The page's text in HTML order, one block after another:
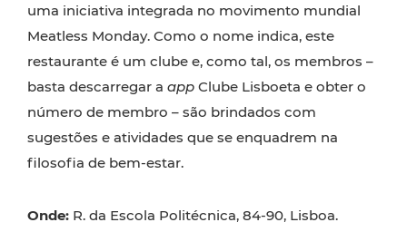
uma iniciativa integrada no movimento mundial
Meatless Monday. Como o nome indica, este
restaurante é um clube e, como tal, os membros –
basta descarregar a app Clube Lisboeta e obter o
número de membro – são brindados com
sugestões e atividades que se enquadrem na
filosofia de bem-estar.
Onde: R. da Escola Politécnica, 84-90, Lisboa.